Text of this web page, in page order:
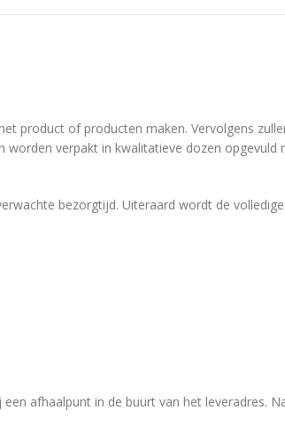
product of producten maken. Vervolgens
worden verpakt in kwalitatieve dozen opgevuld
bezorgtijd. Uiteraard wordt de
afhaalpunt in de buurt van het leveradres.